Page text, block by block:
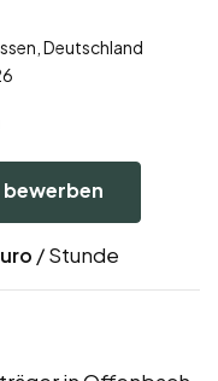
Deutschland
/ Stunde